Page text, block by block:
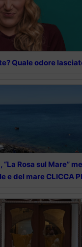
Quale odore
“La Rosa sul Mare”
e del mare CLICCA